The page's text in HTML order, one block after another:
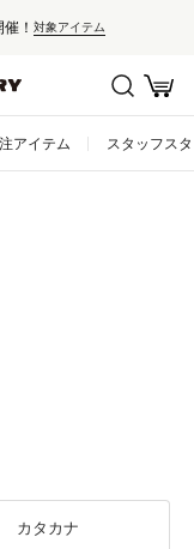
！ 対象アイテム
アイテム スタッフス
カタカナ